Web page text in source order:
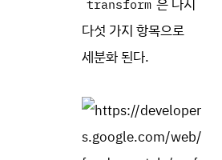
transform
다섯 가지 항목으로
세분화 된다.